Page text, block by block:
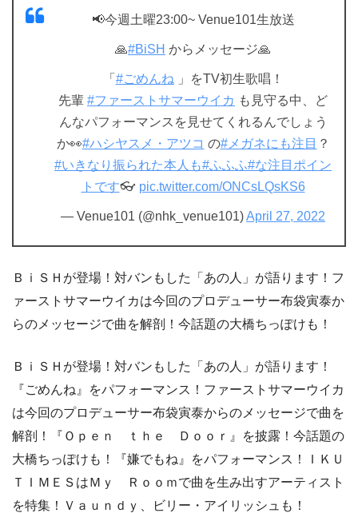
📢今週土曜23:00~ Venue101生放送
🙏#BiSH からメッセージ🙏
「 #ごめんね 」をTV初生歌唱！
先輩 #ファーストサマーウイカ も見守る中、ど
んなパフォーマンスを見せてくれるんでしょう
か👀#ハシヤスメ・アツコ の#メガネにも注目 ？
#いきなり振られた本人も#ふふふ#な注目ポイン
トです👓 pic.twitter.com/ONCsLQsKS6
— Venue101 (@nhk_venue101)April 27, 2022
ＢｉＳＨが登場！対バンもした「あの人」が語ります！フ
ァーストサマーウイカは今回のプロデューサー布袋寅泰か
らのメッセージで曲を解剖！今話題の大橋ちっぽけも！
ＢｉＳＨが登場！対バンもした「あの人」が語ります！
『ごめんね』をパフォーマンス！ファーストサマーウイカ
は今回のプロデューサー布袋寅泰からのメッセージで曲を
解剖！『Ｏｐｅｎ ｔｈｅ Ｄｏｏｒ』を披露！今話題の
大橋ちっぽけも！『嫌でもね』をパフォーマンス！ＩＫＵ
ＴＩＭＥＳはＭｙ Ｒｏｏｍで曲を生み出すアーティスト
を特集！Ｖａｕｎｄｙ、ビリー・アイリッシュも！